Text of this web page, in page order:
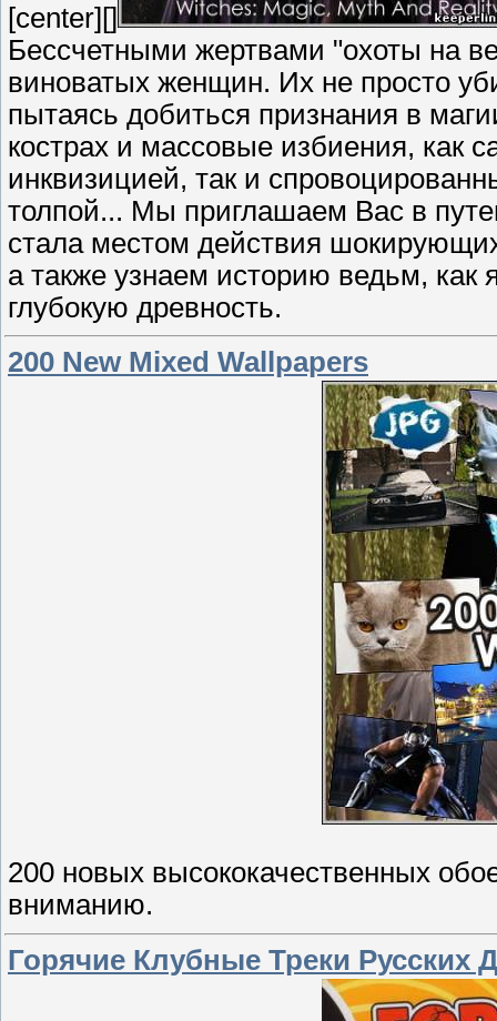
[center][]
Бессчетными жертвами "охоты на
виноватых женщин. Их не просто
пытаясь добиться признания в
кострах и массовые избиения, как
инквизицией, так и
толпой... Мы приглашаем Вас в
стала местом действия
а также узнаем историю ведьм,
глубокую древность.
200 New Mixed Wallpapers
200 новых высококачественных
вниманию.
Горячие Клубные Треки Русских